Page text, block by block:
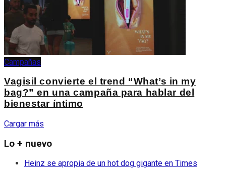
Campañas
Vagisil convierte el trend “What’s in my
bag?” en una campaña para hablar del
bienestar íntimo
Cargar más
Lo + nuevo
Heinz se apropia de un hot dog gigante en Times